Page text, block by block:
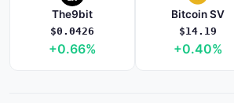
The9bit
$0.0426
+0.66%
Bitcoin SV
$14.19
+0.40%